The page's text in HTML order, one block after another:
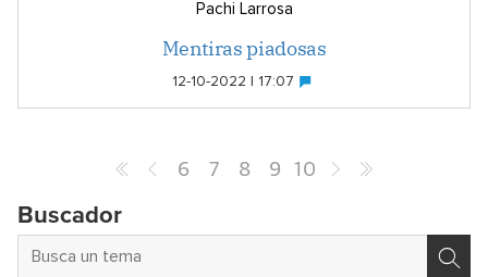
Pachi Larrosa
Mentiras piadosas
12-10-2022 | 17:07
6 7 8 9 10
Buscador